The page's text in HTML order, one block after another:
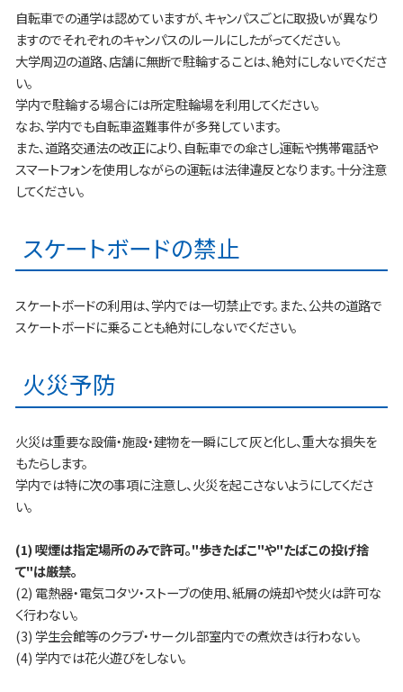
自転車での通学は認めていますが、キャンパスごとに取扱いが異なり
ますのでそれぞれのキャンパスのルールにしたがってください。
大学周辺の道路、店舗に無断で駐輪することは、絶対にしないでくださ
い。
学内で駐輪する場合には所定駐輪場を利用してください。
なお、学内でも自転車盗難事件が多発しています。
また、道路交通法の改正により、自転車での傘さし運転や携帯電話や
スマートフォンを使用しながらの運転は法律違反となります。十分注意
してください。
スケートボードの禁止
スケートボードの利用は、学内では一切禁止です。また、公共の道路で
スケートボードに乗ることも絶対にしないでください。
火災予防
火災は重要な設備・施設・建物を一瞬にして灰と化し、重大な損失を
もたらします。
学内では特に次の事項に注意し、火災を起こさないようにしてくださ
い。
(1) 喫煙は指定場所のみで許可。"歩きたばこ"や"たばこの投げ捨
て"は厳禁。
(2) 電熱器・電気コタツ・ストーブの使用、紙屑の焼却や焚火は許可な
く行わない。
(3) 学生会館等のクラブ・サークル部室内での煮炊きは行わない。
(4) 学内では花火遊びをしない。